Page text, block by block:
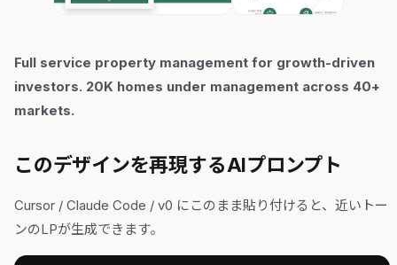
Full service property management for growth-driven
investors. 20K homes under management across 40+
markets.
このデザインを再現するAIプロンプト
Cursor / Claude Code / v0 にこのまま貼り付けると、近いトー
ンのLPが生成できます。